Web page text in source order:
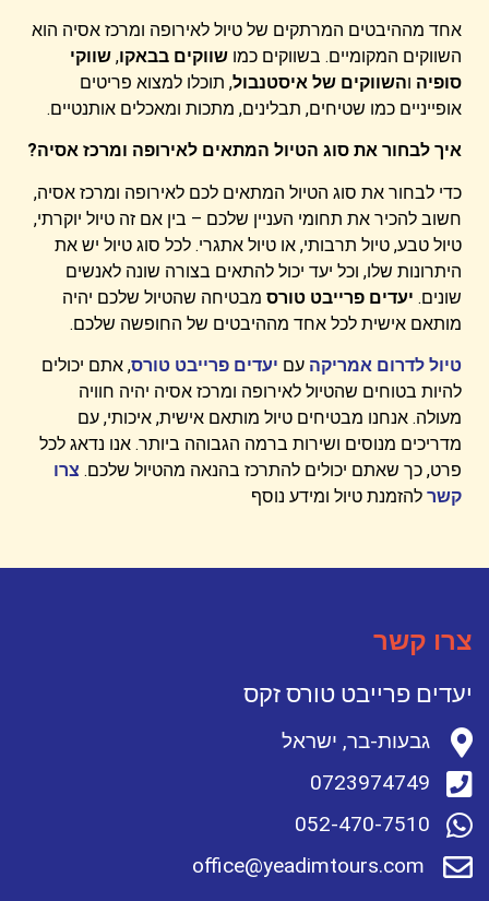
אחד מההיבטים המרתקים של טיול לאירופה ומרכז אסיה הוא
השווקים המקומיים. בשווקים כמו שווקים בבאקו, שווקי
סופיה והשווקים של איסטנבול, תוכלו למצוא פריטים
אופייניים כמו שטיחים, תבלינים, מתכות ומאכלים אותנטיים.
איך לבחור את סוג הטיול המתאים לאירופה ומרכז אסיה?
כדי לבחור את סוג הטיול המתאים לכם לאירופה ומרכז אסיה,
חשוב להכיר את תחומי העניין שלכם – בין אם זה טיול יוקרתי,
טיול טבע, טיול תרבותי, או טיול אתגרי. לכל סוג טיול יש את
היתרונות שלו, וכל יעד יכול להתאים בצורה שונה לאנשים
שונים. יעדים פרייבט טורס מבטיחה שהטיול שלכם יהיה
מותאם אישית לכל אחד מההיבטים של החופשה שלכם.
טיול לדרום אמריקה עם יעדים פרייבט טורס, אתם יכולים
להיות בטוחים שהטיול לאירופה ומרכז אסיה יהיה חוויה
מעולה. אנחנו מבטיחים טיול מותאם אישית, איכותי, עם
מדריכים מנוסים ושירות ברמה הגבוהה ביותר. אנו נדאג לכל
פרט, כך שאתם יכולים להתרכז בהנאה מהטיול שלכם. צרו
קשר להזמנת טיול ומידע נוסף
צרו קשר
יעדים פרייבט טורס זקס
גבעות-בר, ישראל
0723974749
052-470-7510